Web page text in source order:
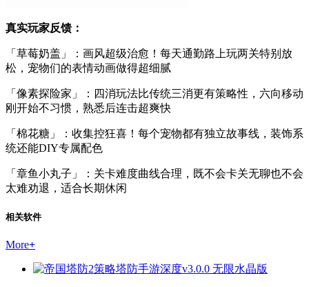
真实玩家反馈：
「草莓奶盖」：画风超级治愈！每天通勤路上玩两关特别放
松，宠物们的表情动画做得超细腻
「像素探险家」：四消玩法比传统三消更有策略性，六向移动
刚开始不习惯，熟悉后连击超爽快
「棉花糖」：收集控狂喜！每个宠物都有独立故事线，装饰系
统还能DIY专属配色
「章鱼小丸子」：关卡难度曲线合理，既不会卡关无聊也不会
太难劝退，适合长期休闲
相关软件
More+